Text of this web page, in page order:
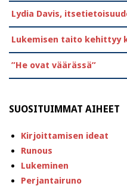
Lydia Davis,
Lukemisen taito kehittyy
”He ovat väärässä”
SUOSITUIMMAT AIHEET
Kirjoittamisen ideat
Runous
Lukeminen
Perjantairuno